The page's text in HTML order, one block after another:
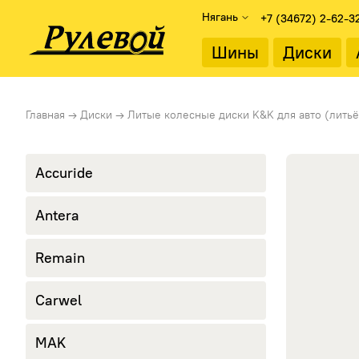
Нягань +7 (34672) 2-62-
Шины Диски
Каталог дисков
Тип диска
Стальные диски
Найти
Главная → Диски → Литые колесные диски K&K для авто
Accuride
Antera
Remain
Carwel
MAK